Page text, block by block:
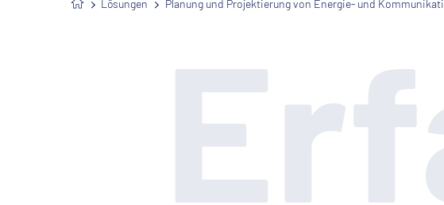
Lösungen Planung und Projektierung von Energie- und